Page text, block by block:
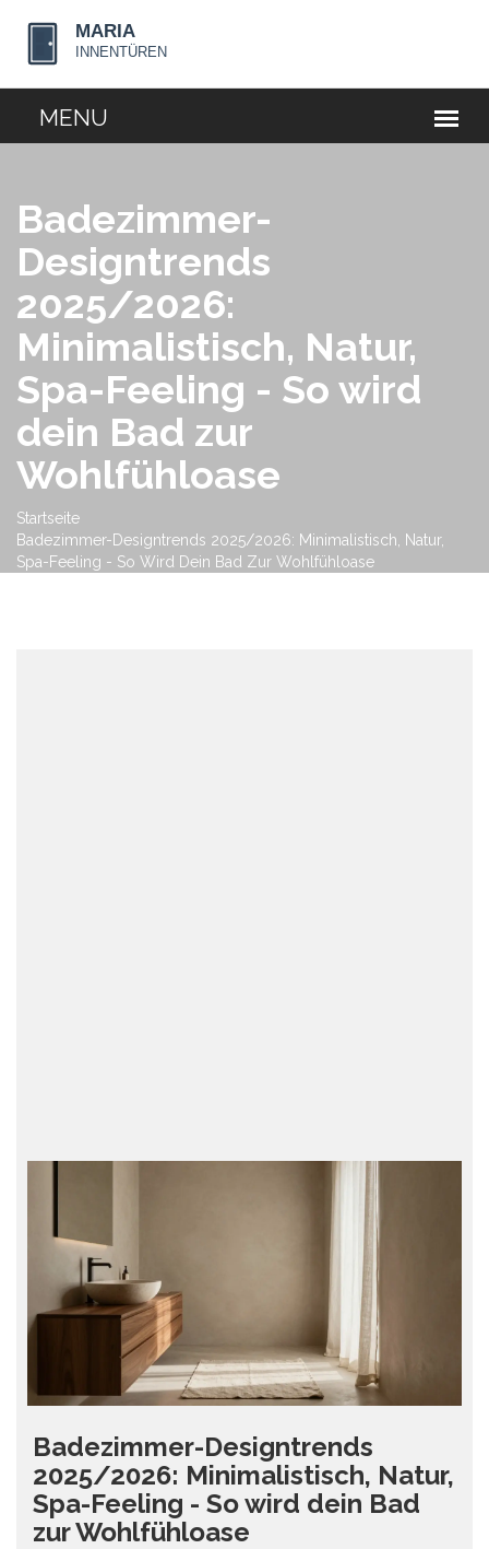
Badezimmer-
Designtrends
2025/2026:
Minimalistisch, Natur,
Spa-Feeling - So wird
dein Bad zur
Wohlfühloase
Startseite
Badezimmer-Designtrends 2025/2026: Minimalistisch, Natur,
Spa-Feeling - So Wird Dein Bad Zur Wohlfühloase
Badezimmer-Designtrends
2025/2026: Minimalistisch, Natur,
Spa-Feeling - So wird dein Bad
zur Wohlfühloase